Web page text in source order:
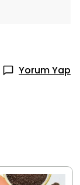
Yorum Yap